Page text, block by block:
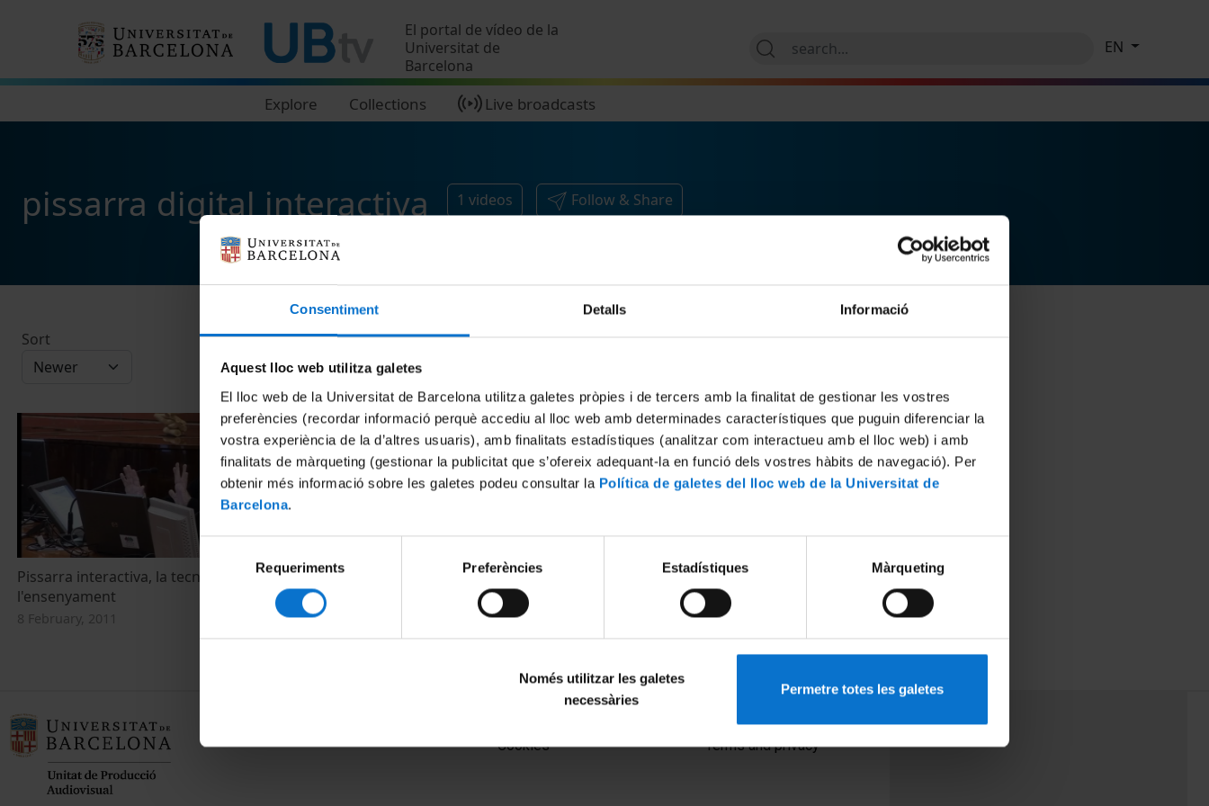
Consentiment Detalls Informació
Aquest lloc web utilitza galetes
El lloc web de la Universitat de Barcelona utilitza galetes pròpies i de tercers amb la finalitat de gestionar les vostres
preferències (recordar informació perquè accediu al lloc web amb determinades característiques que puguin diferenciar la
vostra experiència de la d’altres usuaris), amb finalitats estadístiques (analitzar com interactueu amb el lloc web) i amb
finalitats de màrqueting (gestionar la publicitat que s’ofereix adequant-la en funció dels vostres hàbits de navegació). Per
obtenir més informació sobre les galetes podeu consultar la Política de galetes del lloc web de la Universitat de
Barcelona.
Selecció
consentiment
Requeriments Preferències Estadístiques Màrqueting
Només utilitzar les galetes
necessàries
Permetre totes les galetes
El portal de vídeo de la
Universitat de
Barcelona
Explore Collections Live broadcasts
EN
pissarra digital interactiva 1 videos Follow & Share
Sort
Pissarra interactiva, la tecnologia de
l'ensenyament
8 February, 2011
Cookies
Terms and privacy